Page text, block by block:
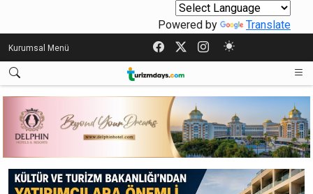
Powered by Translate
Kurumsal Menü